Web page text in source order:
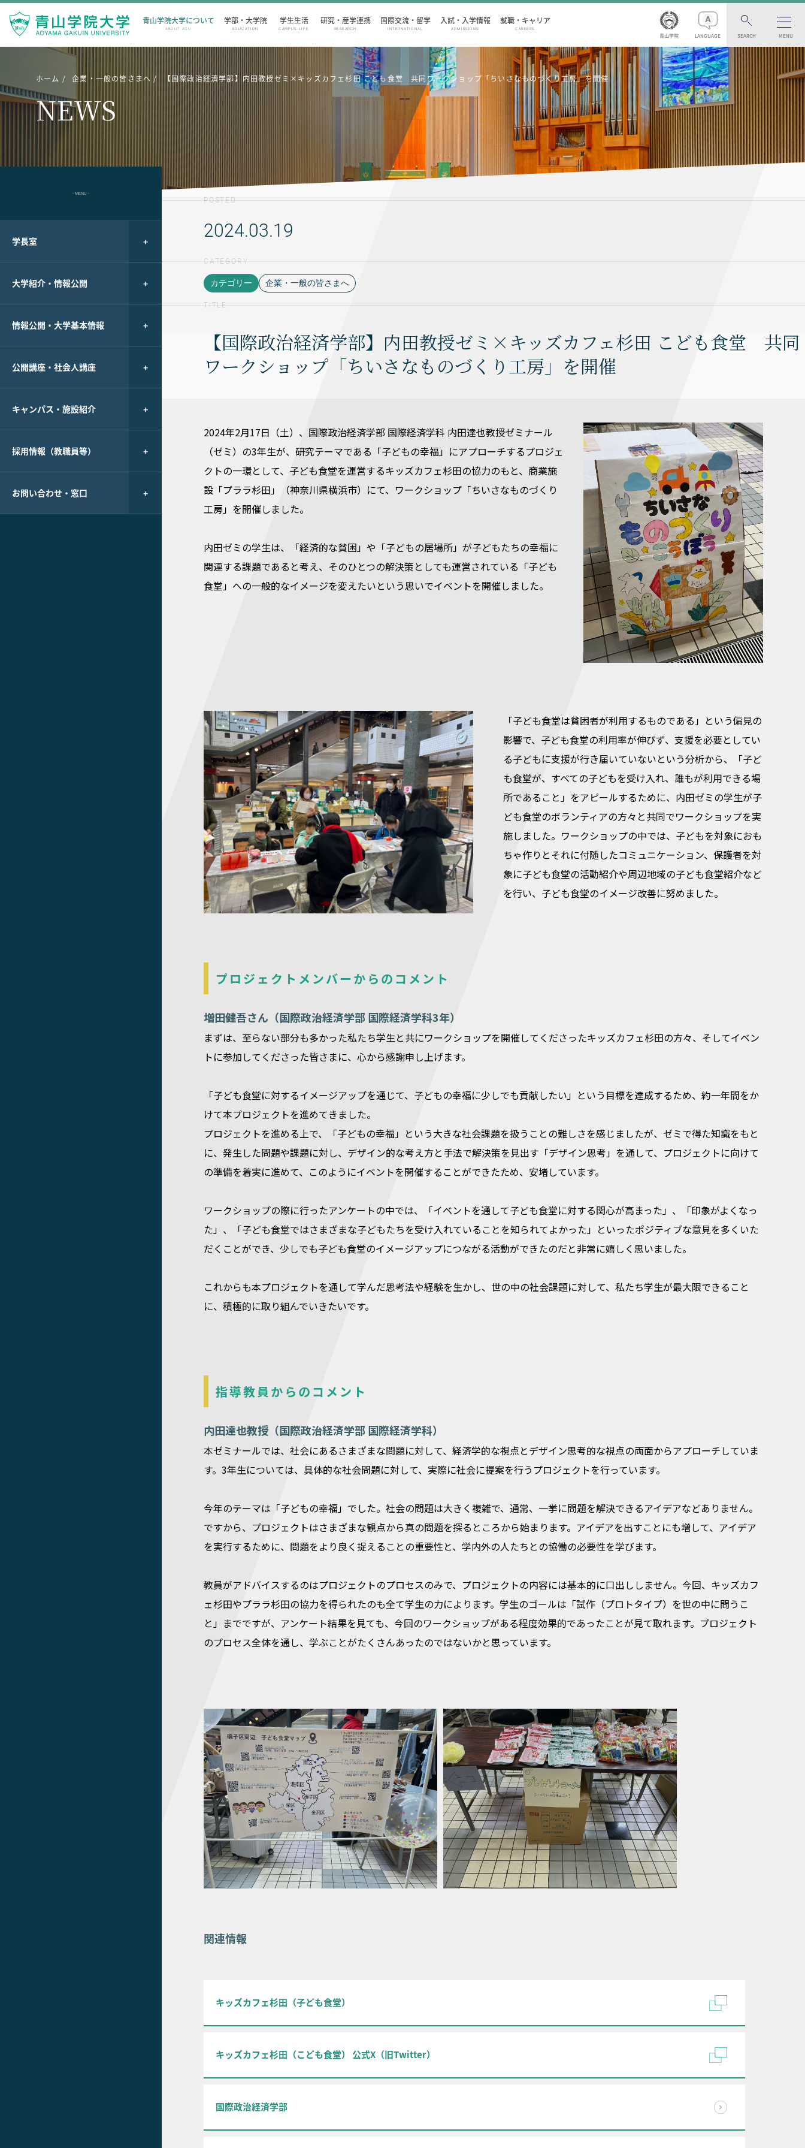
青山学院大学について
ABOUT AGU
学部・大学院
EDUCATION
学生生活
CAMPUS LIFE
研究・産学連携
RESEARCH
国際交流・留学
INTERNATIONAL
入試・入学情報
ADMISSIONS
就職・キャリア
CAREERS
青山学院 LANGUAGE SEARCH MENU
ホーム 企業・一般の皆さまへ 【国際政治経済学部】内田教授ゼミ×キッズカフェ杉田 こども食堂 共同ワークショップ「ちいさなものづくり工房」を開催
NEWS
- MENU -
学長室
大学紹介・情報公開
情報公開・大学基本情報
公開講座・社会人講座
キャンパス・施設紹介
採用情報（教職員等）
お問い合わせ・窓口
POSTED
2024.03.19
CATEGORY
カテゴリー 企業・一般の皆さまへ
TITLE
【国際政治経済学部】内田教授ゼミ×キッズカフェ杉田 こども食堂 共同
ワークショップ「ちいさなものづくり工房」を開催
2024年2月17日（土）、国際政治経済学部 国際経済学科 内田達也教授ゼミナール
（ゼミ）の3年生が、研究テーマである「子どもの幸福」にアプローチするプロジェ
クトの一環として、子ども食堂を運営するキッズカフェ杉田の協力のもと、商業施
設「プララ杉田」（神奈川県横浜市）にて、ワークショップ「ちいさなものづくり
工房」を開催しました。
内田ゼミの学生は、「経済的な貧困」や「子どもの居場所」が子どもたちの幸福に
関連する課題であると考え、そのひとつの解決策としても運営されている「子ども
食堂」への一般的なイメージを変えたいという思いでイベントを開催しました。
「子ども食堂は貧困者が利用するものである」という偏見の
影響で、子ども食堂の利用率が伸びず、支援を必要としてい
る子どもに支援が行き届いていないという分析から、「子ど
も食堂が、すべての子どもを受け入れ、誰もが利用できる場
所であること」をアピールするために、内田ゼミの学生が子
ども食堂のボランティアの方々と共同でワークショップを実
施しました。ワークショップの中では、子どもを対象におも
ちゃ作りとそれに付随したコミュニケーション、保護者を対
象に子ども食堂の活動紹介や周辺地域の子ども食堂紹介など
を行い、子ども食堂のイメージ改善に努めました。
プロジェクトメンバーからのコメント
増田健吾さん（国際政治経済学部 国際経済学科3年）
まずは、至らない部分も多かった私たち学生と共にワークショップを開催してくださったキッズカフェ杉田の方々、そしてイベン
トに参加してくださった皆さまに、心から感謝申し上げます。
「子ども食堂に対するイメージアップを通じて、子どもの幸福に少しでも貢献したい」という目標を達成するため、約一年間をか
けて本プロジェクトを進めてきました。
プロジェクトを進める上で、「子どもの幸福」という大きな社会課題を扱うことの難しさを感じましたが、ゼミで得た知識をもと
に、発生した問題や課題に対し、デザイン的な考え方と手法で解決策を見出す「デザイン思考」を通して、プロジェクトに向けて
の準備を着実に進めて、このようにイベントを開催することができたため、安堵しています。
ワークショップの際に行ったアンケートの中では、「イベントを通して子ども食堂に対する関心が高まった」、「印象がよくなっ
た」、「子ども食堂ではさまざまな子どもたちを受け入れていることを知られてよかった」といったポジティブな意見を多くいた
だくことができ、少しでも子ども食堂のイメージアップにつながる活動ができたのだと非常に嬉しく思いました。
これからも本プロジェクトを通して学んだ思考法や経験を生かし、世の中の社会課題に対して、私たち学生が最大限できること
に、積極的に取り組んでいきたいです。
指導教員からのコメント
内田達也教授（国際政治経済学部 国際経済学科）
本ゼミナールでは、社会にあるさまざまな問題に対して、経済学的な視点とデザイン思考的な視点の両面からアプローチしていま
す。3年生については、具体的な社会問題に対して、実際に社会に提案を行うプロジェクトを行っています。
今年のテーマは「子どもの幸福」でした。社会の問題は大きく複雑で、通常、一挙に問題を解決できるアイデアなどありません。
ですから、プロジェクトはさまざまな観点から真の問題を探るところから始まります。アイデアを出すことにも増して、アイデア
を実行するために、問題をより良く捉えることの重要性と、学内外の人たちとの協働の必要性を学びます。
教員がアドバイスするのはプロジェクトのプロセスのみで、プロジェクトの内容には基本的に口出ししません。今回、キッズカフ
ェ杉田やプララ杉田の協力を得られたのも全て学生の力によります。学生のゴールは「試作（プロトタイプ）を世の中に問うこ
と」までですが、アンケート結果を見ても、今回のワークショップがある程度効果的であったことが見て取れます。プロジェクト
のプロセス全体を通し、学ぶことがたくさんあったのではないかと思っています。
関連情報
キッズカフェ杉田（子ども食堂）
キッズカフェ杉田（こども食堂） 公式X（旧Twitter）
国際政治経済学部